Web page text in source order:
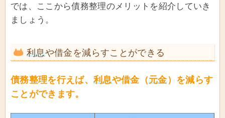
では、ここから債務整理のメリットを紹介していき
ましょう。
利息や借金を減らすことができる
債務整理を行えば、利息や借金（元金）を減らす
ことができます。